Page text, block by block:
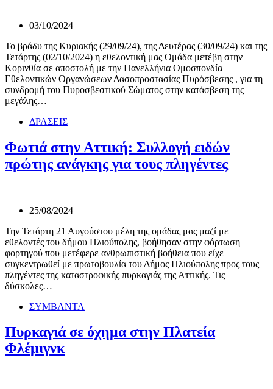
03/10/2024
Το βράδυ της Κυριακής (29/09/24), της Δευτέρας (30/09/24) και της
Τετάρτης (02/10/2024) η εθελοντική μας Ομάδα μετέβη στην
Κορινθία σε αποστολή με την Πανελλήνια Ομοσπονδία
Εθελοντικών Οργανώσεων Δασοπροστασίας Πυρόσβεσης , για τη
συνδρομή του Πυροσβεστικού Σώματος στην κατάσβεση της
μεγάλης…
ΔΡΑΣΕΙΣ
Φωτιά στην Αττική: Συλλογή ειδών
πρώτης ανάγκης για τους πληγέντες
25/08/2024
Την Τετάρτη 21 Αυγούστου μέλη της ομάδας μας μαζί με
εθελοντές του δήμου Ηλιούπολης, βοήθησαν στην φόρτωση
φορτηγού που μετέφερε ανθρωπιστική βοήθεια που είχε
συγκεντρωθεί με πρωτοβουλία του Δήμος Ηλιούπολης προς τους
πληγέντες της καταστροφικής πυρκαγιάς της Αττικής. Τις
δύσκολες…
ΣΥΜΒΑΝΤΑ
Πυρκαγιά σε όχημα στην Πλατεία
Φλέμιγνκ